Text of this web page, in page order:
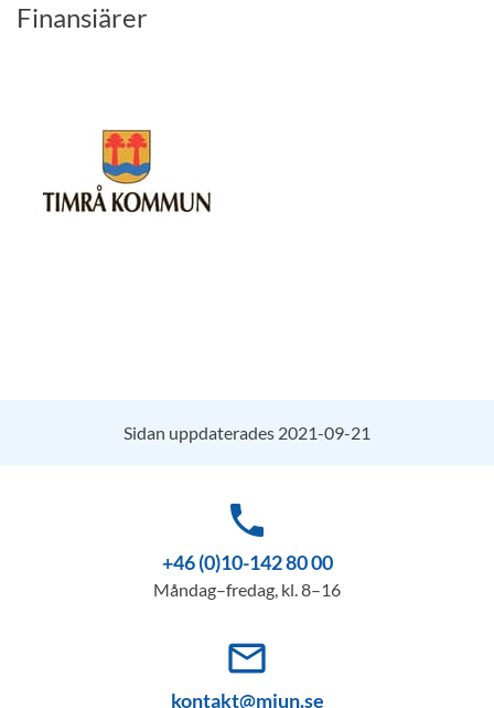
Finansiärer
Sidan uppdaterades 2021-09-21
phone
+46 (0)10-142 80 00
Måndag–fredag, kl. 8–16
mail_outline
kontakt@miun.se